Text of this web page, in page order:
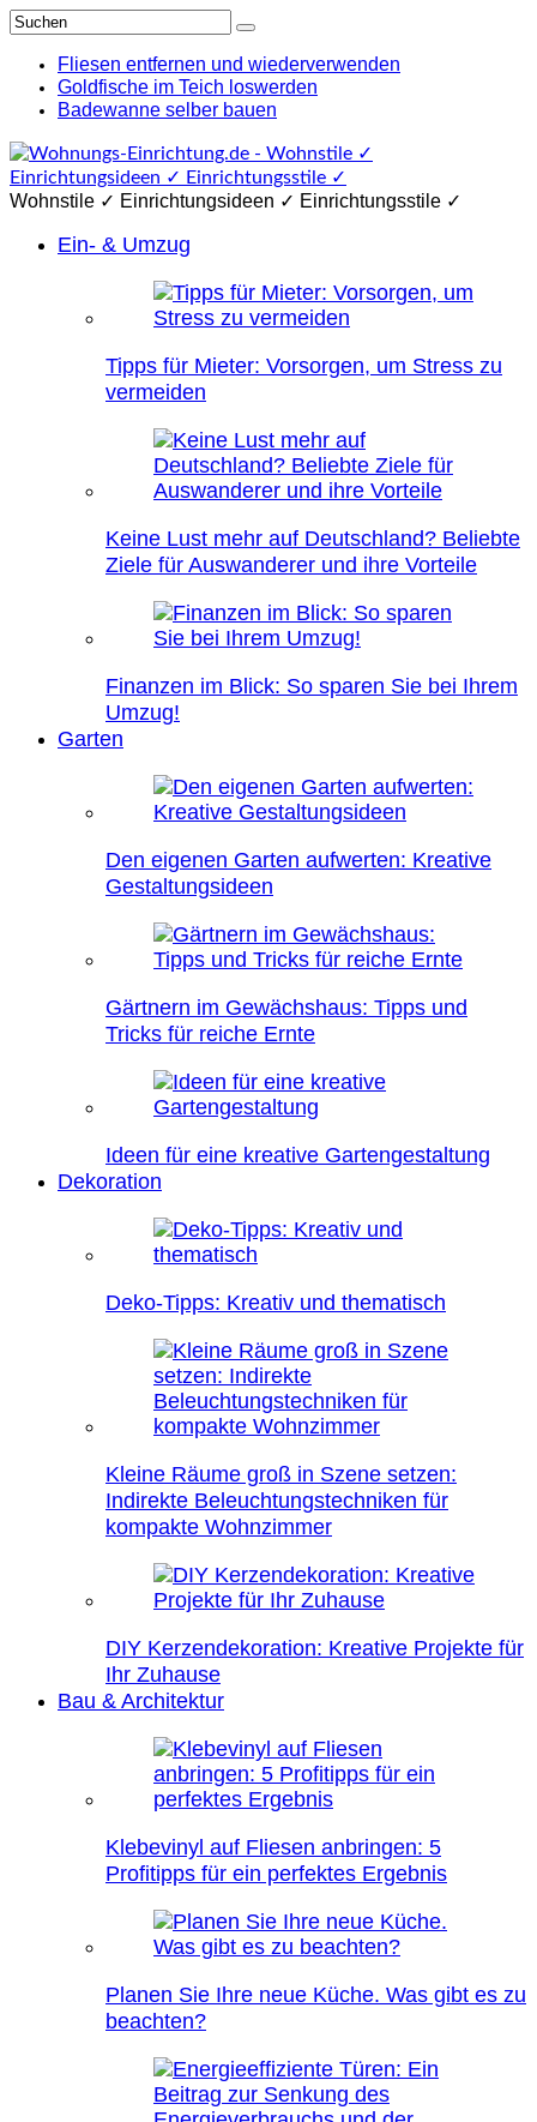
Fliesen entfernen und wiederverwenden
Goldfische im Teich loswerden
Badewanne selber bauen
Wohnstile ✓ Einrichtungsideen ✓ Einrichtungsstile ✓
Ein- & Umzug
Tipps für Mieter: Vorsorgen, um Stress zu
vermeiden
Keine Lust mehr auf Deutschland? Beliebte
Ziele für Auswanderer und ihre Vorteile
Finanzen im Blick: So sparen Sie bei Ihrem
Umzug!
Garten
Den eigenen Garten aufwerten: Kreative
Gestaltungsideen
Gärtnern im Gewächshaus: Tipps und
Tricks für reiche Ernte
Ideen für eine kreative Gartengestaltung
Dekoration
Deko-Tipps: Kreativ und thematisch
Kleine Räume groß in Szene setzen:
Indirekte Beleuchtungstechniken für
kompakte Wohnzimmer
DIY Kerzendekoration: Kreative Projekte für
Ihr Zuhause
Bau & Architektur
Klebevinyl auf Fliesen anbringen: 5
Profitipps für ein perfektes Ergebnis
Planen Sie Ihre neue Küche. Was gibt es zu
beachten?